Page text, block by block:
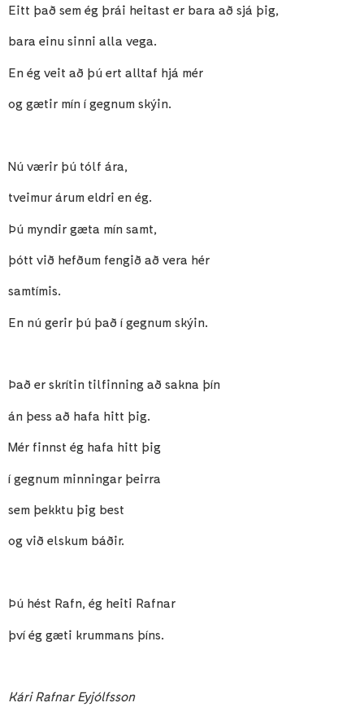
Eitt það sem ég þrái heitast er bara að sjá þig,
bara einu sinni alla vega.
En ég veit að þú ert alltaf hjá mér
og gætir mín í gegnum skýin.
Nú værir þú tólf ára,
tveimur árum eldri en ég.
Þú myndir gæta mín samt,
þótt við hefðum fengið að vera hér
samtímis.
En nú gerir þú það í gegnum skýin.
Það er skrítin tilfinning að sakna þín
án þess að hafa hitt þig.
Mér finnst ég hafa hitt þig
í gegnum minningar þeirra
sem þekktu þig best
og við elskum báðir.
Þú hést Rafn, ég heiti Rafnar
því ég gæti krummans þíns.
Kári Rafnar Eyjólfsson